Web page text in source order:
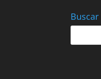
Buscar